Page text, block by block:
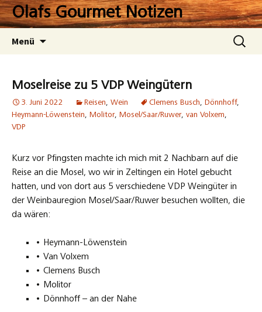
Zum
InhaltOlafs Gourmet Notizen
Menü
Suchen
nach:
Moselreise zu 5 VDP Weingütern
3. Juni 2022 Reisen, Wein Clemens Busch, Dönnhoff,
Heymann-Löwenstein, Molitor, Mosel/Saar/Ruwer, van Volxem,
VDP
Kurz vor Pfingsten machte ich mich mit 2 Nachbarn auf die
Reise an die Mosel, wo wir in Zeltingen ein Hotel gebucht
hatten, und von dort aus 5 verschiedene VDP Weingüter in
der Weinbauregion Mosel/Saar/Ruwer besuchen wollten, die
da wären:
• Heymann-Löwenstein
• Van Volxem
• Clemens Busch
• Molitor
• Dönnhoff – an der Nahe